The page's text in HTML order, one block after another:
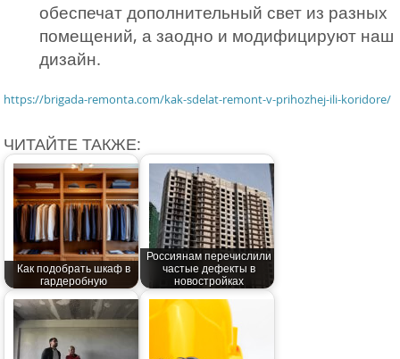
обеспечат дополнительный свет из разных
помещений, а заодно и модифицируют наш
дизайн.
https://brigada-remonta.com/kak-sdelat-remont-v-prihozhej-ili-koridore/
ЧИТАЙТЕ ТАКЖЕ:
Как подобрать шкаф в
гардеробную
Россиянам перечислили
частые дефекты в
новостройках